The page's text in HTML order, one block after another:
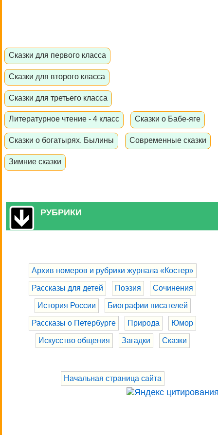
Сказки для первого класса
Сказки для второго класса
Сказки для третьего класса
Литературное чтение - 4 класс Сказки о Бабе-яге
Сказки о богатырях. Былины Современные сказки
Зимние сказки
РУБРИКИ
Архив номеров и рубрики журнала «Костер»
Рассказы для детей Поэзия Сочинения
История России Биографии писателей
Рассказы о Петербурге Природа Юмор
Искусство общения Загадки Сказки
Начальная страница сайта